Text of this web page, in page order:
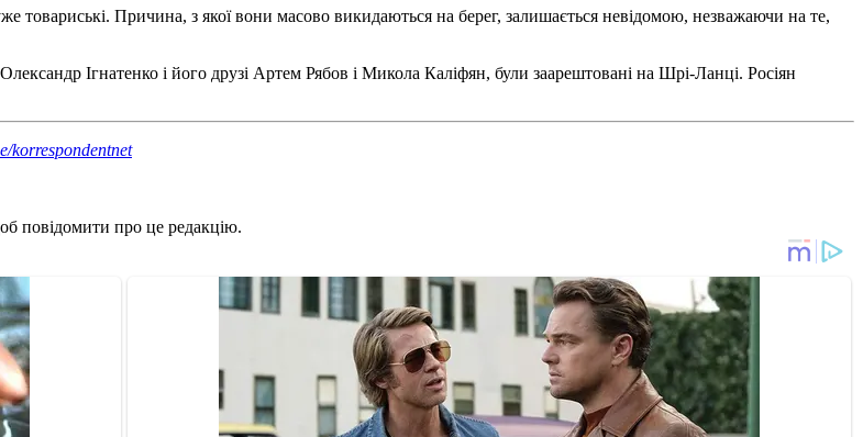
товариські. Причина, з якої вони масово викидаються на берег, залишається невідомою, незважаючи на те,
Ігнатенко і його друзі Артем Рябов і Микола Каліфян, були заарештовані на Шрі-Ланці. Росіян
korrespondentnet
повідомити про це редакцію.